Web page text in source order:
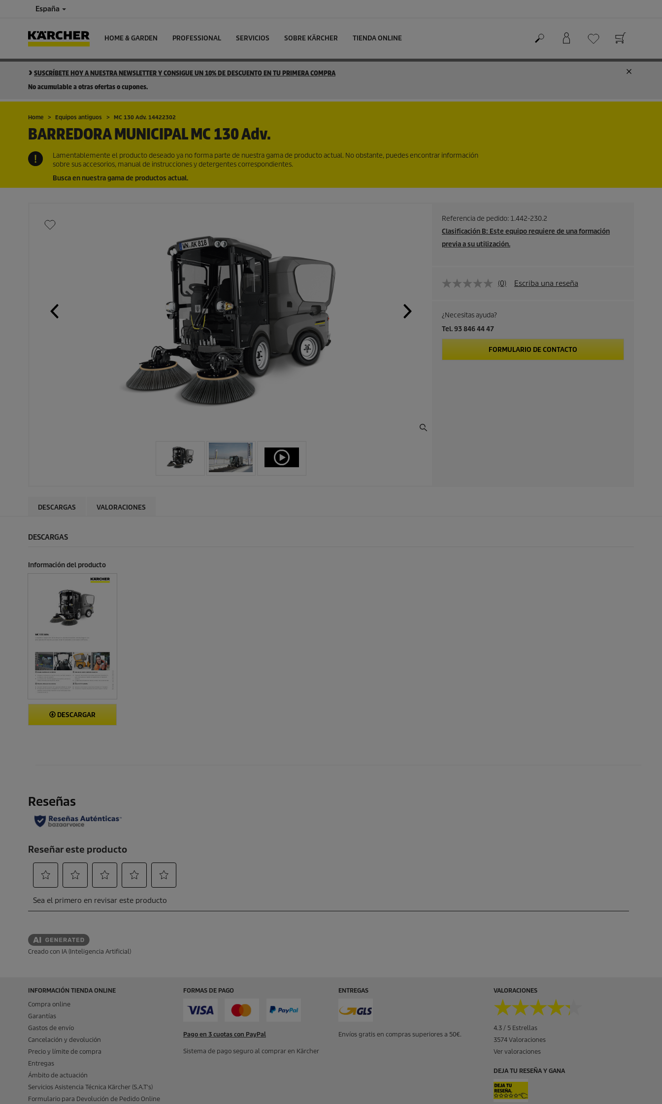
España
HOME & GARDEN PROFESSIONAL SERVICIOS SOBRE KÄRCHER TIENDA ONLINE
SUSCRÍBETE HOY A NUESTRA NEWSLETTER Y CONSIGUE UN 10% DE DESCUENTO EN TU PRIMERA COMPRA
No acumulable a otras ofertas o cupones.
Home Equipos antiguos MC 130 Adv. 14422302
BARREDORA MUNICIPALMC 130 Adv.
Lamentablemente el producto deseado ya no forma parte de nuestra gama de producto actual. No obstante, puedes encontrar información
sobre sus accesorios, manual de instrucciones y detergentes correspondientes.
Busca en nuestra gama de productos actual.
Referencia de pedido: 1.442-230.2
Clasificación B: Este equipo requiere de una formación
previa a su utilización.
(0) Escriba una reseña
¿Necesitas ayuda?
Tel. 93 846 44 47
FORMULARIO DE CONTACTO
DESCARGAS VALORACIONES
DESCARGAS
Información del producto
DESCARGAR
Creado con IA (Inteligencia Artificial)
INFORMACIÓN TIENDA ONLINE
Compra online
Garantías
Gastos de envío
Cancelación y devolución
Precio y límite de compra
Entregas
Ámbito de actuación
Servicios Asistencia Técnica Kärcher (S.A.T's)
Formulario para Devolución de Pedido Online
FORMAS DE PAGO
Pago en 3 cuotas con PayPal
Sistema de pago seguro al comprar en Kärcher
ENTREGAS
Envíos gratis en compras superiores a 50€.
VALORACIONES
★★★★★
★★★★★
4.3 / 5 Estrellas
3574 Valoraciones
Ver valoraciones
DEJA TU RESEÑA Y GANA